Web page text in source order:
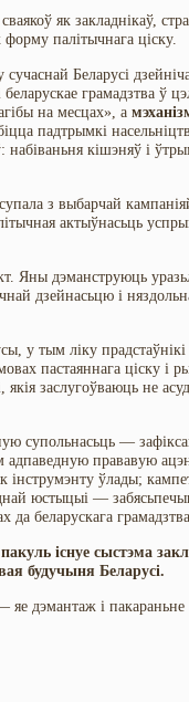
як закладнікаў,
палітычнага ціску.
Беларусі
і беларускае грамадзтва
на месцах», а
падтрымкі
набіваньня кішэняў і
з выбарчай
актыўнасьць
Яны дэманструюць
дзейнасьцю і
у тым ліку прадстаўнікі
пастаяннага ціску і
якія заслугоўваюць не
супольнасьць —
адпаведную прававую
інструмэнту ўлады;
юстыцыі —
да беларускага
пакуль існуе сыстэма
будучыня Беларусі.
дэмантаж і